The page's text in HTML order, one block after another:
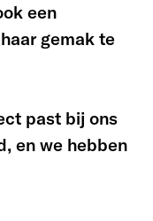
een
gemak te
past bij ons
en we hebben